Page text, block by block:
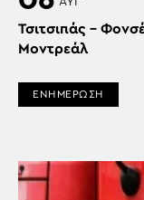
Τσιτσιπάς –
Μοντρεάλ
ΕΝΗΜΕΡΩΣΗ